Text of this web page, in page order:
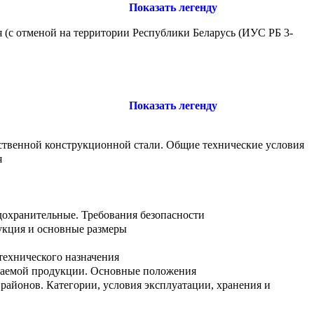
Показать легенду
отменой на территории Республики Беларусь (ИУС РБ 3-
Показать легенду
конструкционной стали. Общие технические условия
Требования безопасности
и основные размеры
назначения
продукции. Основные положения
Категории, условия эксплуатации, хранения и